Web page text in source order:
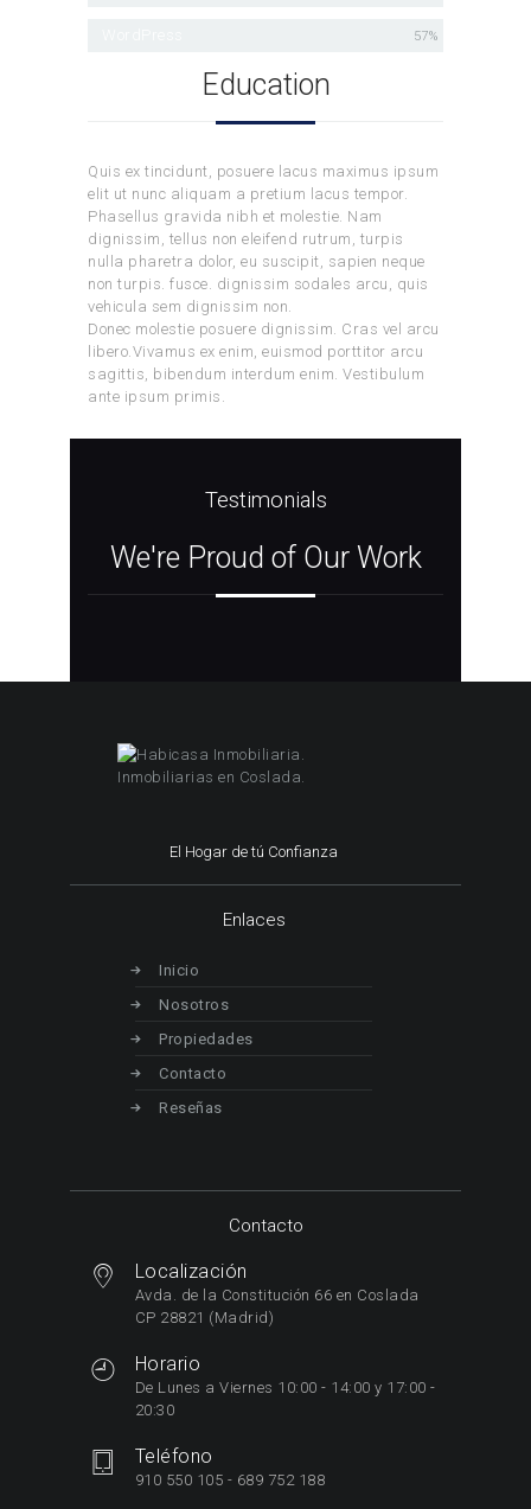
57%
Education
Quis ex tincidunt, posuere lacus maximus ipsum
elit ut nunc aliquam a pretium lacus tempor.
Phasellus gravida nibh et molestie. Nam
dignissim, tellus non eleifend rutrum, turpis
nulla pharetra dolor, eu suscipit, sapien neque
non turpis. fusce. dignissim sodales arcu, quis
vehicula sem dignissim non.
Donec molestie posuere dignissim. Cras vel arcu
libero.Vivamus ex enim, euismod porttitor arcu
sagittis, bibendum interdum enim. Vestibulum
ante ipsum primis.
Testimonials
We're Proud of Our Work
El Hogar de tú Confianza
Enlaces
Inicio
Nosotros
Propiedades
Contacto
Reseñas
Contacto
Localización
Avda. de la Constitución 66 en Coslada
CP 28821 (Madrid)
Horario
De Lunes a Viernes 10:00 - 14:00 y 17:00 -
20:30
Teléfono
910 550 105 - 689 752 188